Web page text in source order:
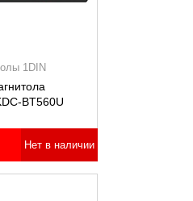
1DIN
BT560U
Нет в наличии